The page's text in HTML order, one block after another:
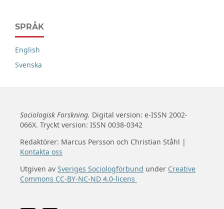
SPRÅK
English
Svenska
Sociologisk Forskning. Digital version: e-ISSN 2002-
066X. Tryckt version: ISSN 0038-0342
Redaktörer: Marcus Persson och Christian Ståhl |
Kontakta oss
Utgiven av Sveriges Sociologförbund under Creative
Commons CC-BY-NC-ND 4.0-licens